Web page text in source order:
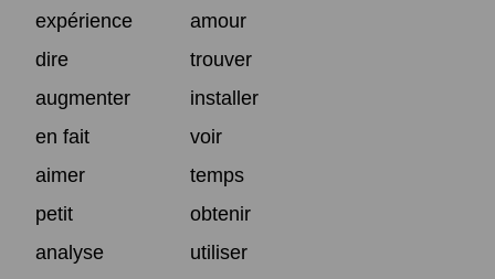
expérience
amour
dire
trouver
augmenter
installer
en fait
voir
aimer
temps
petit
obtenir
analyse
utiliser